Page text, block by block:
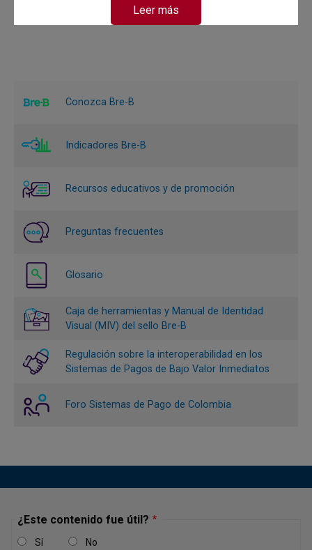
Leer más
Conozca Bre-B
Indicadores Bre-B
Recursos educativos y de promoción
Preguntas frecuentes
Glosario
Caja de herramientas y Manual de Identidad
Visual (MIV) del sello Bre-B
Regulación sobre la interoperabilidad en los
Sistemas de Pagos de Bajo Valor Inmediatos
Foro Sistemas de Pago de Colombia
¿Este contenido fue útil?
Sí No